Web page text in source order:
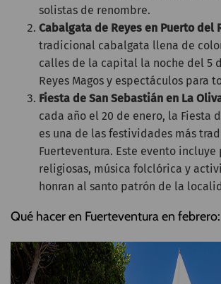
solistas de renombre.
Cabalgata de Reyes en Puerto del
tradicional cabalgata llena de
calles de la capital la noche del 5
Reyes Magos y espectáculos para
Fiesta de San Sebastián en La
cada año el 20 de enero, la Fiesta
es una de las festividades más
Fuerteventura. Este evento incluye
religiosas, música folclórica y
honran al santo patrón de la
Qué hacer en Fuerteventura en febrero: